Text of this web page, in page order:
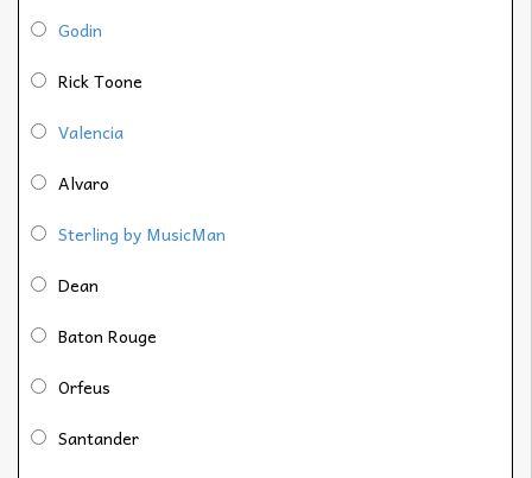
Godin
Rick Toone
Valencia
Alvaro
Sterling by MusicMan
Dean
Baton Rouge
Orfeus
Santander